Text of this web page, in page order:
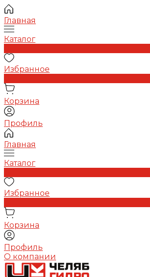
Главная
Каталог
Избранное
Корзина
Профиль
Главная
Каталог
Избранное
Корзина
Профиль
О компании